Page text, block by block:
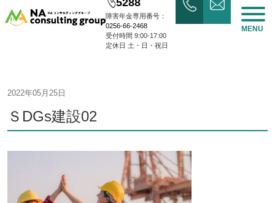
障害年金専用番号：
0256-66-2468
受付時間 9:00-17:00
定休日 土・日・祝日
MENU
2022年05月25日
ＳDGs建設02